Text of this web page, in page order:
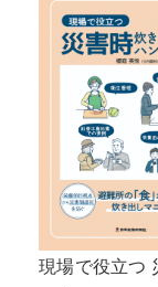
現場で役立つ